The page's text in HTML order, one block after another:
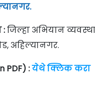
:जिल्हा अभियान
अहिल्यानगर.
PDF) :येथे क्लिक करा